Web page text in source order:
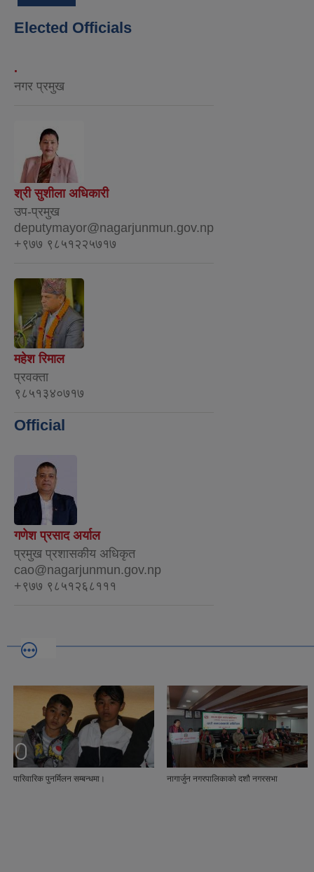
Elected Officials
.
नगर प्रमुख
श्री सुशीला अधिकारी
उप-प्रमुख
deputymayor@nagarjunmun.gov.np
+९७७ ९८५१२२५७१७
महेश रिमाल
प्रवक्ता
९८५१३४०७१७
Official
गणेश प्रसाद अर्याल
प्रमुख प्रशासकीय अधिकृत
cao@nagarjunmun.gov.np
+९७७ ९८५१२६८१११
नागार्जुन नगरपालिकाको दशौ नगरसभा
यस नागार्जुन नगरपालिका अन्तर्गत हाल वडा नं ७